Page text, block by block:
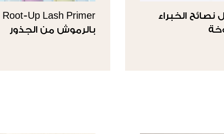
و60: أفضل نصائح الخبراء
بالرموش من الجذور